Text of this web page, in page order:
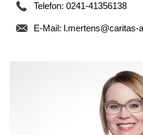
Telefon: 0241-41356138
E-Mail: l.mertens@caritas-